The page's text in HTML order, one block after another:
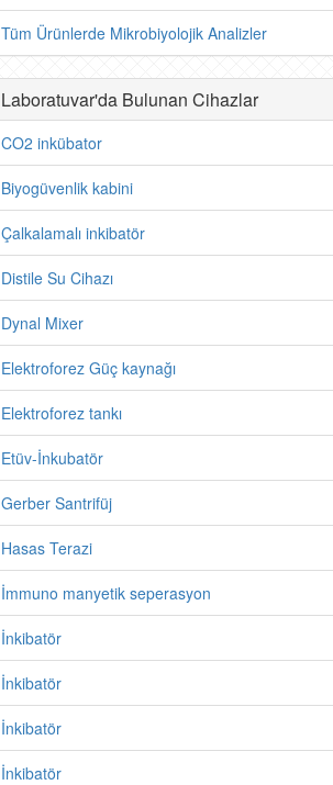
Tüm Ürünlerde Mikrobiyolojik Analizler
Laboratuvar'da Bulunan Cihazlar
CO2 inkübator
Biyogüvenlik kabini
Çalkalamalı inkibatör
Distile Su Cihazı
Dynal Mixer
Elektroforez Güç kaynağı
Elektroforez tankı
Etüv-İnkubatör
Gerber Santrifüj
Hasas Terazi
İmmuno manyetik seperasyon
İnkibatör
İnkibatör
İnkibatör
İnkibatör